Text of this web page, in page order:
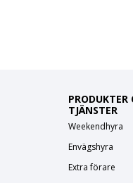
PRODUKTER
TJÄNSTER
Weekendhyra
Envägshyra
Extra förare